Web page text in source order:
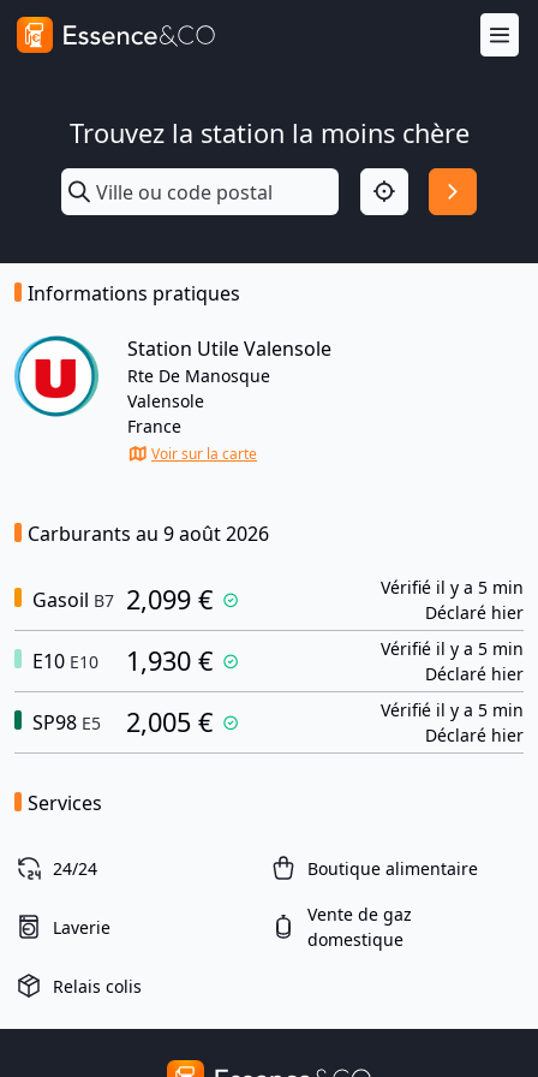
Trouvez la station la moins chère
Informations pratiques
Station Utile Valensole
Rte De Manosque
Valensole
France
Voir sur la carte
Carburants au 9 août 2026
Gasoil B7 2,099 €
Vérifié il y a 5 min
Déclaré hier
E10 E10 1,930 €
Vérifié il y a 5 min
Déclaré hier
SP98 E5 2,005 €
Vérifié il y a 5 min
Déclaré hier
Services
24/24 Boutique alimentaire
Laverie
Vente de gaz
domestique
Relais colis